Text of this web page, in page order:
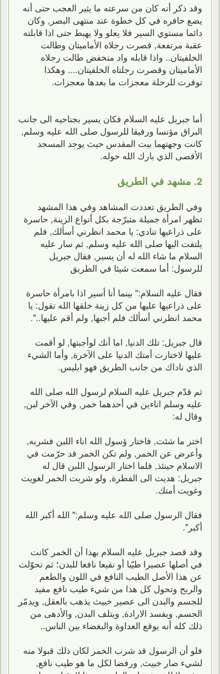
وقد ذكر أنه كان من سرعته ما يثير العجب حتى أنه
يضع حافره في كل خطوة عند منتهى البصر, وكان
دائما مستوي السير فلا يعلو ولا يهبط حتى اذا قابلته
عقبة مرتفعة, قصرت رجلاه الأماميتان وطالت
الخلفيتان.. واذا قابله واد منخفض طالت رجلاه
الأماميتان وقصرت رجلتاه الخلفيتان.... وهكذا
توفرت للرحلة معجزات ما بعدها معجزات.
أما جبريل عليه السلام فكان يسير بجناحيه الى جانب
البراق مؤنسا ورفيقا للرسول صلى الله عليه وسلم,
كانت وجهتهما بيت المقدس حيث يوجد المسجد
الأقصى الذي بارك الله حوله.
2. مشهد في الطريق
وفي الطريق تعددت المشاهد وفي هذا المشهد
تظهر امرأة جميلة متبرّجة بكل أنواع الزينة, حاسرة
على ذراعيها تنادي: يا محمد انظرني أسألك, فلم
يلتفت اليها صلى الله عليه وسلم, ثم سار عليه
السلام ما شاء الله له أن يسير, فقال جبريل
للرسول: أما سمعت شيئا في الطريق
فقال عليه السلام:" بينما أنا أسير اذا بامرأة حاسرة
على ذراعيها عليها من كل زينة خلقها الله تقول: يا
محمد انظرني أسألك فلم أجبها, ولم أقم عليها..".
قال جبريل: تلك الدنيا, اما أنك لوأجبتها, لو أقمت
عليها لاختارت أمتك الدنيا على الآخرة, وأما الشيء
الذي ناداك من جانب الطريق فهو ابليس.
ثم قدّم جبريل عليه السلام لرسول الله صلى الله
عليه وسلم اناءين في أحدهما خمر, وفي الآخر لبن,
وقال له:
اختر ما شئت, فاختار ؤسول الله اناء اللبن فشربه,
وأعرض عن الخمر, ولم تكن الخمر قد حرّمت في
الاسلام حينئذ, فلما اختار الرسول اللبن قال له
جبريل: هديت الى الفطرة, ولو شربت الخمر لغويت
وغويت أمتك.
فقال الرسول صلى الله عليه وسلم:" الله أكبر الله
أكبر".
وقد قصد جبريل عليه السلام بهذا أن الخمر كانت
في أصلها عصيرا طيّبا أو نقيعا نافعا للبدن؛ ثم تحوّلت
عن هذا الأصل الطيب النافع في اللون والطعم
والريح وتحول كل هذا من شيء طيب نافع مفيد
للجسم والبدن الى عصير خبيث يذهب بالعقل, ويدمّر
الجسم, ويفسد الارادة, ويتلف البدن, والأدهى من
ذلك كله أنه يوقع العداوة والبغضاء بين الناس..
فلو أن الرسول قد شرب الخمر لكان ذلك قبولا منه
لشيء صار خبيث, ورفضا لكل ما هو طيب نافع,